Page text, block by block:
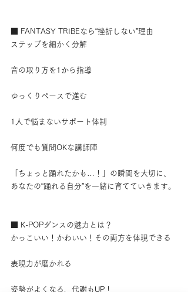
■ FANTASY TRIBEなら“挫折しない”理由
ステップを細かく分解
音の取り方を1から指導
ゆっくりペースで進む
1人で悩まないサポート体制
何度でも質問OKな講師陣
「ちょっと踊れたかも…！」の瞬間を大切に、
あなたの“踊れる自分”を一緒に育てていきます。
■ K-POPダンスの魅力とは？
かっこいい！かわいい！その両方を体現できる
表現力が磨かれる
姿勢がよくなる、代謝もUP！